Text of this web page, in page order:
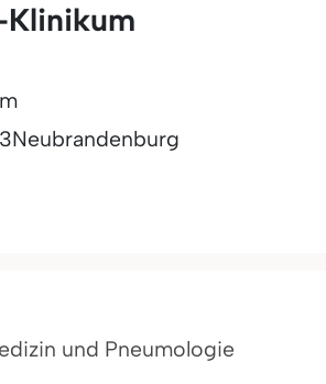
Neubrandenburg
und Pneumologie